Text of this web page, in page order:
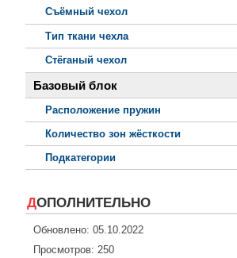
Съёмный чехол
Тип ткани чехла
Стёганый чехол
Базовый блок
Расположение пружин
Количество зон жёсткости
Подкатегории
ДОПОЛНИТЕЛЬНО
Обновлено: 05.10.2022
Просмотров: 250